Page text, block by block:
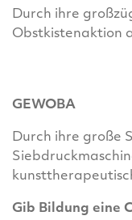
Durch ihre
Obstkistenaktion
GEWOBA
Durch ihre große
Gib Bildung eine